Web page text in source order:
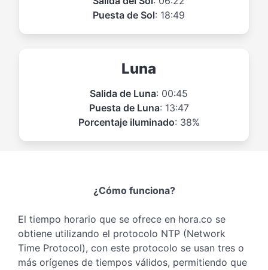
Puesta de Sol: 18:49
Luna
Salida de Luna: 00:45
Puesta de Luna: 13:47
Porcentaje iluminado: 38%
¿Cómo funciona?
El tiempo horario que se ofrece en hora.co se
obtiene utilizando el protocolo NTP (Network
Time Protocol), con este protocolo se usan tres o
más orígenes de tiempos válidos, permitiendo que